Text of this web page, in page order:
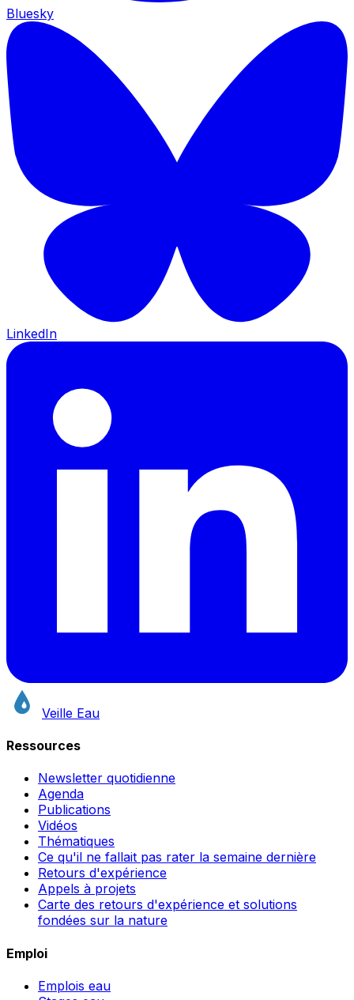
Bluesky
LinkedIn
Veille Eau
Ressources
Newsletter quotidienne
Agenda
Publications
Vidéos
Thématiques
Ce qu'il ne fallait pas rater la semaine dernière
Retours d'expérience
Appels à projets
Carte des retours d'expérience et solutions
fondées sur la nature
Emploi
Emplois eau